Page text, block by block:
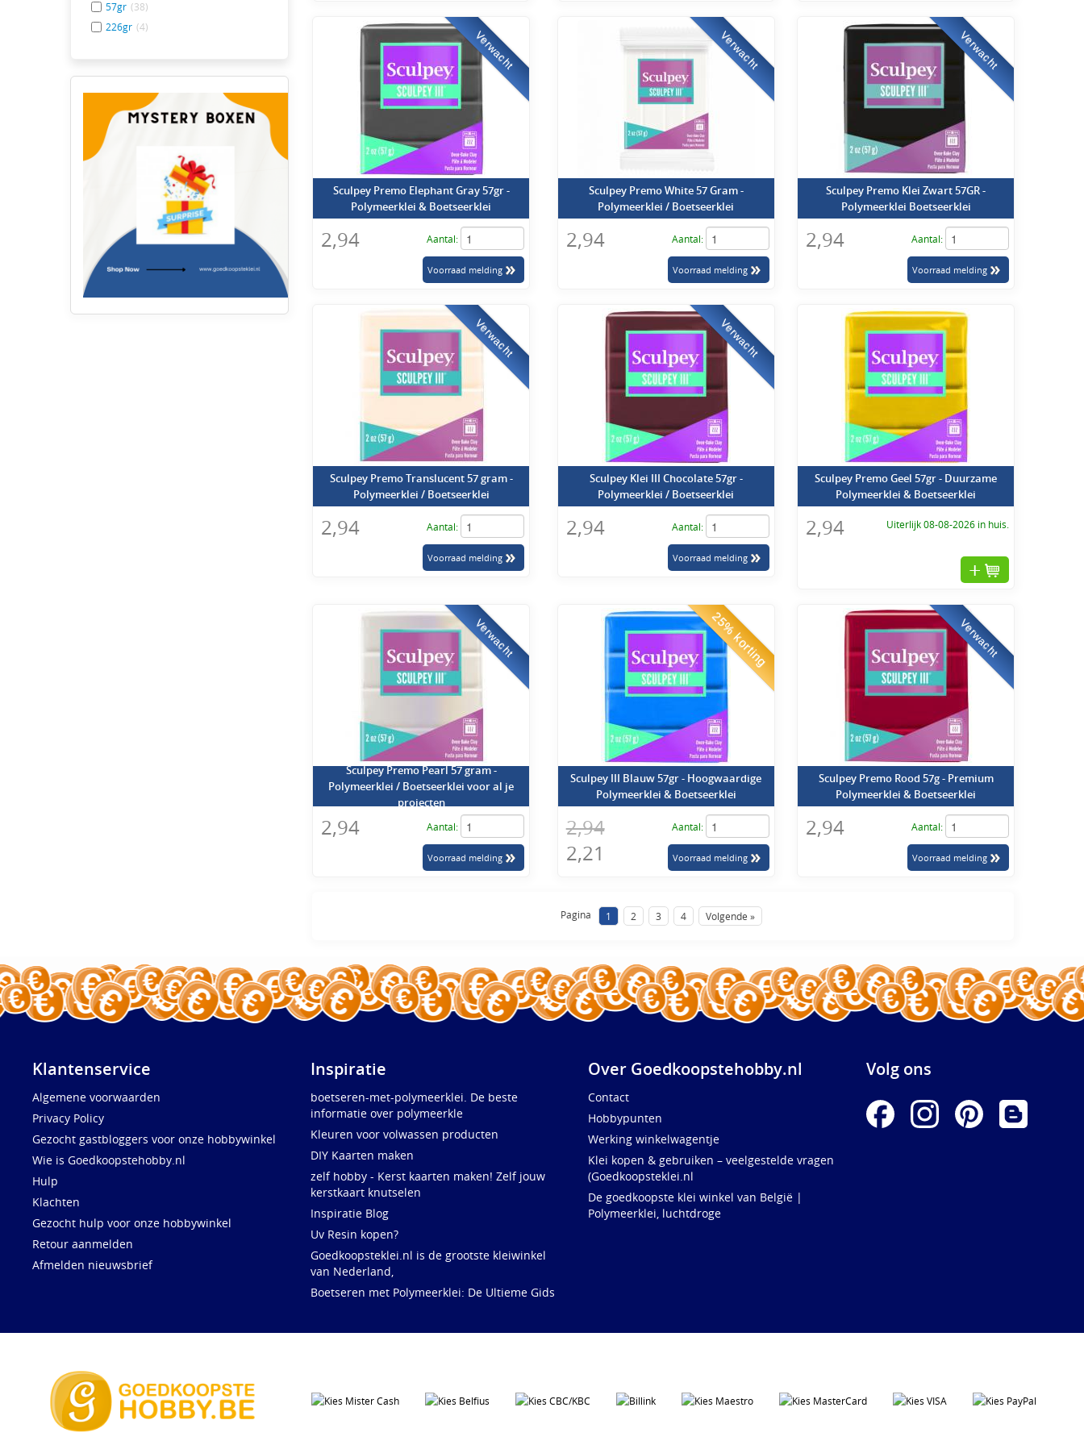
57gr (38)
226gr (4) Hier kun je jouw Premo klei kleuren vinden en natuurlijk kopen.
Souffle klei
Wist je dat naast Sculpey III klei en Premo klei - de sculpey fabrikant nog een soort klei op de markt heeft gebracht. De meest nieuwste en
Ook hier verkopen wij de gehele serie Souffle op dit moment maar liefst 28 verschillende kleuren. Van bruine klei tot de meest uitsprekende pistache
kleuren zijn bij ons te verkrijgen. Ga snel kijken of jouw kleur nog te koop is --
Verwacht
Sculpey Premo Elephant Gray 57gr -
Polymeerklei & Boetseerklei
2,94 Aantal:
Verwacht
Sculpey Premo White 57 Gram -
Polymeerklei / Boetseerklei
2,94 Aantal:
Verwacht
Sculpey Premo Klei Zwart 57GR -
Polymeerklei Boetseerklei
2,94 Aantal:
Verwacht
Sculpey Premo Translucent 57 gram -
Polymeerklei / Boetseerklei
2,94 Aantal:
Verwacht
Sculpey Klei III Chocolate 57gr -
Polymeerklei / Boetseerklei
2,94 Aantal:
Sculpey Premo Geel 57gr - Duurzame
Polymeerklei & Boetseerklei
2,94 Uiterlijk 08-08-2026 in huis.
Verwacht
Sculpey Premo Pearl 57 gram -
Polymeerklei / Boetseerklei voor al je
projecten
2,94 Aantal:
25% korting
Sculpey III Blauw 57gr - Hoogwaardige
Polymeerklei & Boetseerklei
2,94
2,21
Aantal:
Verwacht
Sculpey Premo Rood 57g - Premium
Polymeerklei & Boetseerklei
2,94 Aantal:
Pagina 1 2 3 4 Volgende »
Klantenservice
Algemene voorwaarden
Privacy Policy
Gezocht gastbloggers voor onze hobbywinkel
Wie is Goedkoopstehobby.nl
Hulp
Klachten
Gezocht hulp voor onze hobbywinkel
Retour aanmelden
Afmelden nieuwsbrief
Inspiratie
boetseren-met-polymeerklei. De beste
informatie over polymeerkle
Kleuren voor volwassen producten
DIY Kaarten maken
zelf hobby - Kerst kaarten maken! Zelf jouw
kerstkaart knutselen
Inspiratie Blog
Uv Resin kopen?
Goedkoopsteklei.nl is de grootste kleiwinkel
van Nederland,
Boetseren met Polymeerklei: De Ultieme Gids
Over Goedkoopstehobby.nl
Contact
Hobbypunten
Werking winkelwagentje
Klei kopen & gebruiken – veelgestelde vragen
(Goedkoopsteklei.nl
De goedkoopste klei winkel van België |
Polymeerklei, luchtdroge
Volg ons